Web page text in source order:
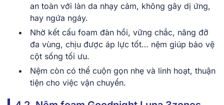
an toàn với làn da nhạy cảm, không gây dị ứng,
hay ngứa ngáy.
Nhờ kết cấu foam đàn hồi, vững chắc, nâng đỡ
đa vùng, chịu được áp lực tốt… nệm giúp bảo vệ
cột sống tối ưu.
Nệm còn có thể cuộn gọn nhẹ và linh hoạt, thuận
tiện cho việc vận chuyển.